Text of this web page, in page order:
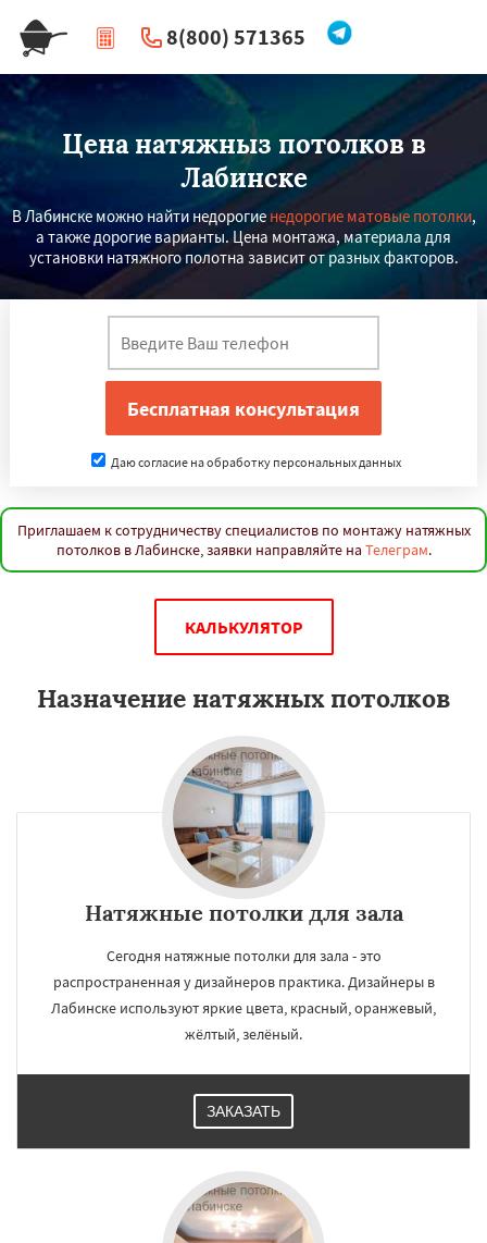
8(800) 571365
| Перезвоните мне
Цена натяжныз потолков в
Лабинске
В Лабинске можно найти недорогиенедорогие матовые потолки,
а также дорогие варианты. Цена монтажа, материала для
установки натяжного полотна зависит от разных факторов.
Даю согласие на обработку персональных данных
Приглашаем к сотрудничеству специалистов по монтажу натяжных
потолков в Лабинске, заявки направляйте на Телеграм.
КАЛЬКУЛЯТОР
Назначение натяжных потолков
Натяжные потолки для зала
Сегодня натяжные потолки для зала - это
распространенная у дизайнеров практика. Дизайнеры в
Лабинске используют яркие цвета, красный, оранжевый,
жёлтый, зелёный.
ЗАКАЗАТЬ